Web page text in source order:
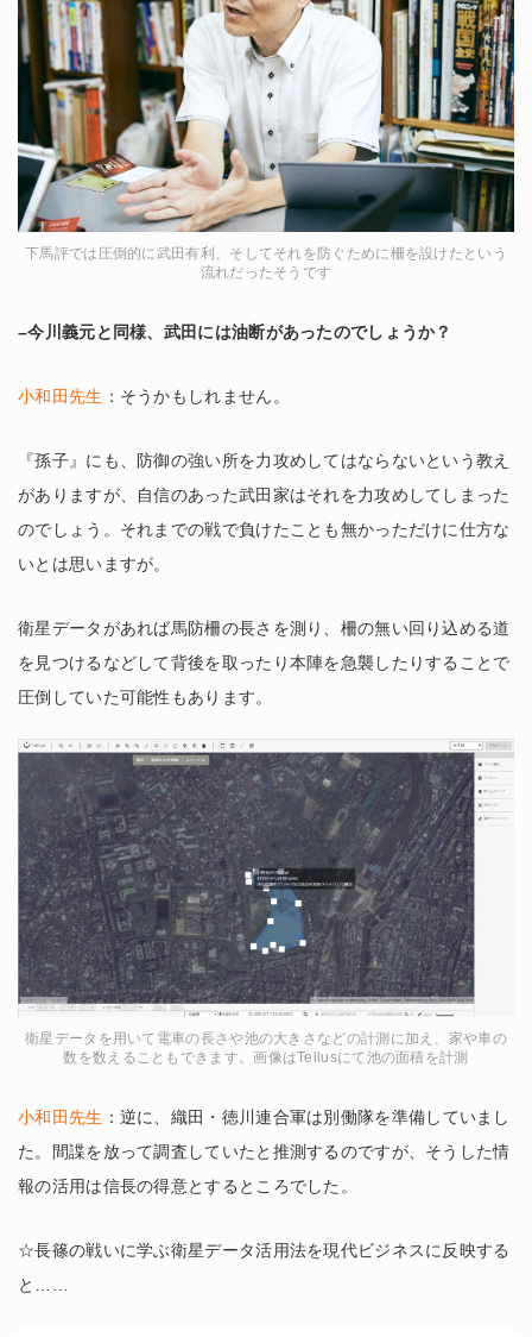
下馬評では圧倒的に武田有利、そしてそれを防ぐために柵を設けたという
流れだったそうです
–今川義元と同様、武田には油断があったのでしょうか？
小和田先生 ：そうかもしれません。
『孫子』にも、防御の強い所を力攻めしてはならないという教え
がありますが、自信のあった武田家はそれを力攻めしてしまった
のでしょう。それまでの戦で負けたことも無かっただけに仕方な
いとは思いますが。
衛星データがあれば馬防柵の長さを測り、柵の無い回り込める道
を見つけるなどして背後を取ったり本陣を急襲したりすることで
圧倒していた可能性もあります。
衛星データを用いて電車の長さや池の大きさなどの計測に加え、家や車の
数を数えることもできます。画像はTellusにて池の面積を計測
小和田先生 ：逆に、織田・徳川連合軍は別働隊を準備していまし
た。間諜を放って調査していたと推測するのですが、そうした情
報の活用は信長の得意とするところでした。
☆長篠の戦いに学ぶ衛星データ活用法を現代ビジネスに反映する
と……